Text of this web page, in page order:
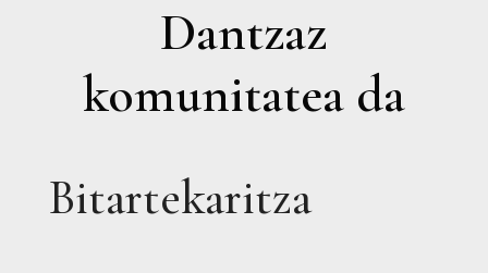
Dantzaz
komunitatea da
Bitartekaritza